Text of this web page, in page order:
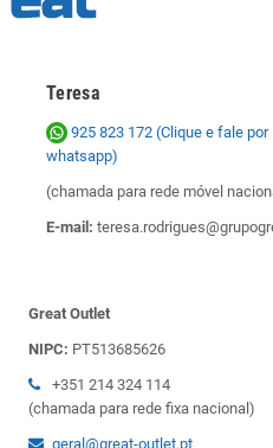
Teresa
925 823 172 (Clique e fale por
whatsapp)
(chamada para rede móvel
E-mail:
Great Outlet
NIPC: PT513685626
+351 214 324 114
(chamada para rede fixa nacional)
geral@great-outlet.pt